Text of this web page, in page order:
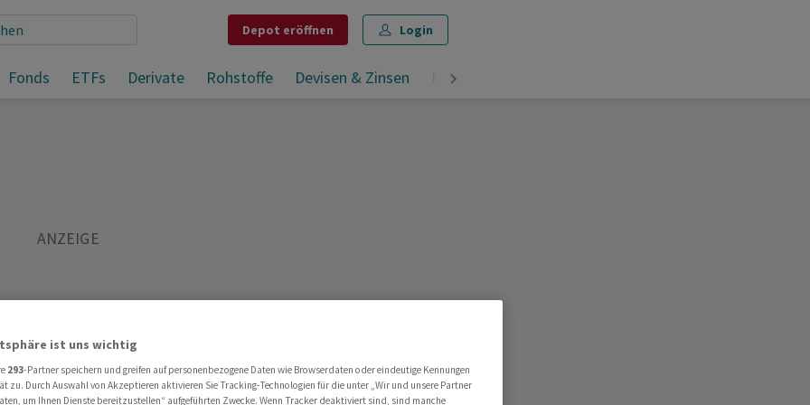
Depot eröffnen Login
Fonds ETFs Derivate Rohstoffe Devisen & Zinsen Krypto
Teilen Merken Drucken Kommentare
ist uns wichtig
293-Partner speichern und greifen auf personenbezogene Daten wie Browserdaten oder eindeutige Kennungen
zu. Durch Auswahl von Akzeptieren aktivieren Sie Tracking-Technologien für die unter „Wir und unsere Partner
um Ihnen Dienste bereitzustellen“ aufgeführten Zwecke. Wenn Tracker deaktiviert sind, sind manche